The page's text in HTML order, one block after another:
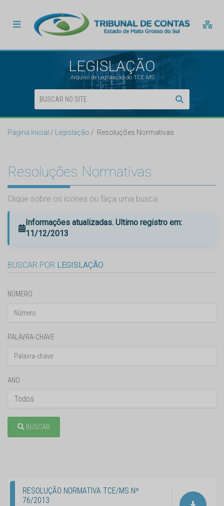
LEGISLAÇÃO
Arquivo de Legislação do TCE MS
Página Inicial Legislação Resoluções Normativas
Resoluções Normativas
Clique sobre os ícones ou faça uma busca
Informações atualizadas. Ultimo registro em:
11/12/2013
BUSCAR POR LEGISLAÇÃO
NÚMERO
PALAVRA-CHAVE
ANO
BUSCAR
RESOLUÇÃO NORMATIVA TCE/MS Nº
76/2013